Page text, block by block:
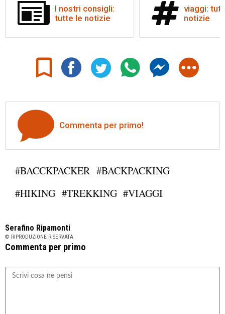
I nostri consigli:
tutte le notizie
viaggi:
notizie
Commenta per primo!
#BACCKPACKER #BACKPACKING
#HIKING #TREKKING #VIAGGI
Serafino Ripamonti
© RIPRODUZIONE RISERVATA
Commenta per primo